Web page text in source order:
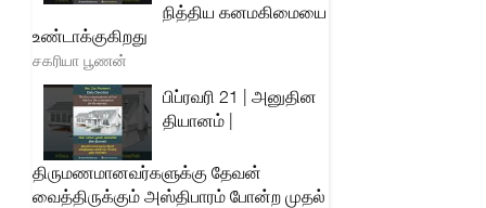
நித்திய கனமகிமையை
உண்டாக்குகிறது
சகரியா பூணன்
பிப்ரவரி 21 | அனுதின
தியானம் |
திருமணமானவர்களுக்கு தேவன்
வைத்திருக்கும் அஸ்திபாரம் போன்ற முதல்